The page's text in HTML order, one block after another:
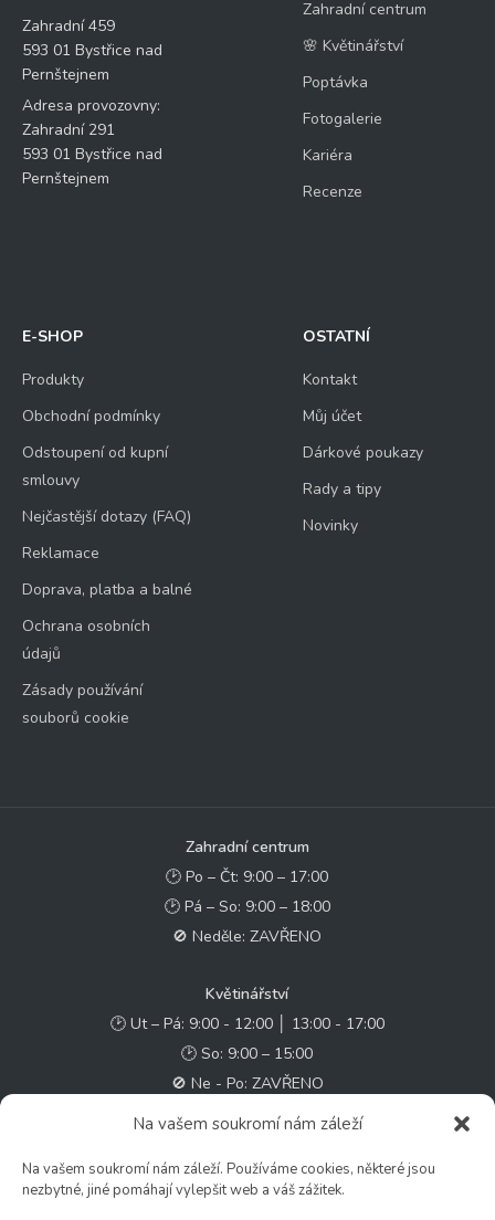
Na vašem soukromí nám záleží
Na vašem soukromí nám záleží. Používáme cookies, některé jsou
nezbytné, jiné pomáhají vylepšit web a váš zážitek.
Zahradní 459
593 01 Bystřice nad
Pernštejnem
Adresa provozovny:
Zahradní 291
593 01 Bystřice nad
Pernštejnem
Zahradní centrum
🌸 Květinářství
Poptávka
Fotogalerie
Kariéra
Recenze
E-SHOP
Produkty
Obchodní podmínky
Odstoupení od kupní
smlouvy
Nejčastější dotazy (FAQ)
Reklamace
Doprava, platba a balné
Ochrana osobních
údajů
Zásady používání
souborů cookie
OSTATNÍ
Kontakt
Můj účet
Dárkové poukazy
Rady a tipy
Novinky
Zahradní centrum
🕑 Po – Čt: 9:00 – 17:00
🕑 Pá – So: 9:00 – 18:00
🚫 Neděle: ZAVŘENO
Květinářství
🕑 Ut – Pá: 9:00 - 12:00 │ 13:00 - 17:00
🕑 So: 9:00 – 15:00
🚫 Ne - Po: ZAVŘENO
✉️ e-shop@zcstrakovo.cz